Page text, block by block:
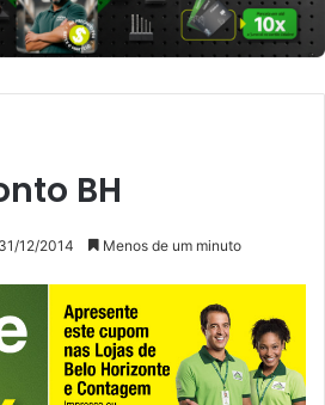
BH
31/12/2014 Menos de um minuto